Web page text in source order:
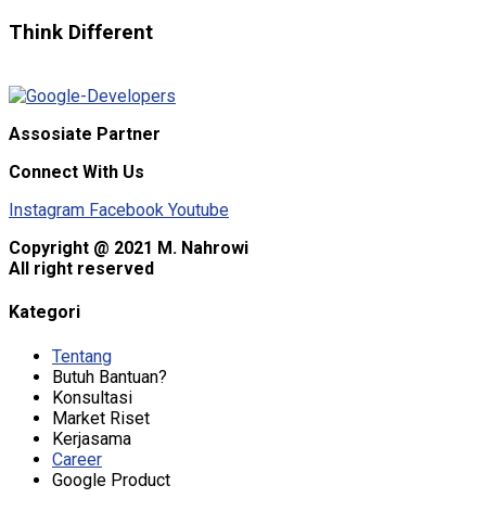
Think Different
Assosiate Partner
Connect With Us
Instagram Facebook Youtube
Copyright @ 2021 M. Nahrowi
All right reserved
Kategori
Tentang
Butuh Bantuan?
Konsultasi
Market Riset
Kerjasama
Career
Google Product